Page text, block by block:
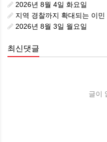
2026년 8월 4일 화요일
지역 경찰까지 확대되는 이민 단속
2026년 8월 3일 월요일
최신댓글
글이